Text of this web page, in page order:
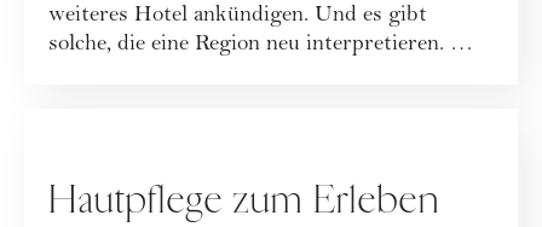
weiteres Hotel ankündigen. Und es gibt
solche, die eine Region neu interpretieren. Mit
Hautpflege zum Erleben